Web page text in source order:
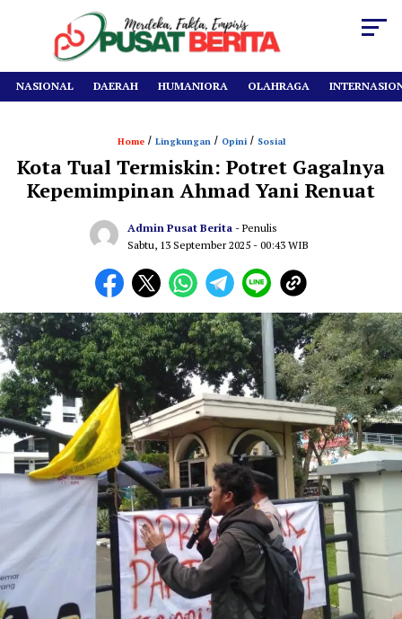
NASIONAL DAERAH HUMANIORA OLAHRAGA
Home/ Lingkungan/ Opini/ Sosial
Kota Tual Termiskin: Potret Gagalnya
Kepemimpinan Ahmad Yani Renuat
Admin Pusat Berita - Penulis
Sabtu, 13 September 2025 - 00:43 WIB